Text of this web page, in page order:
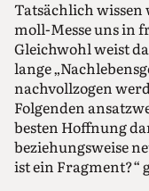
Tatsächlich wissen
moll-Messe uns in
Gleichwohl weist
lange
nachvollzogen
Folgenden
besten Hoffnung
beziehungsweise
ist ein Fragment?“